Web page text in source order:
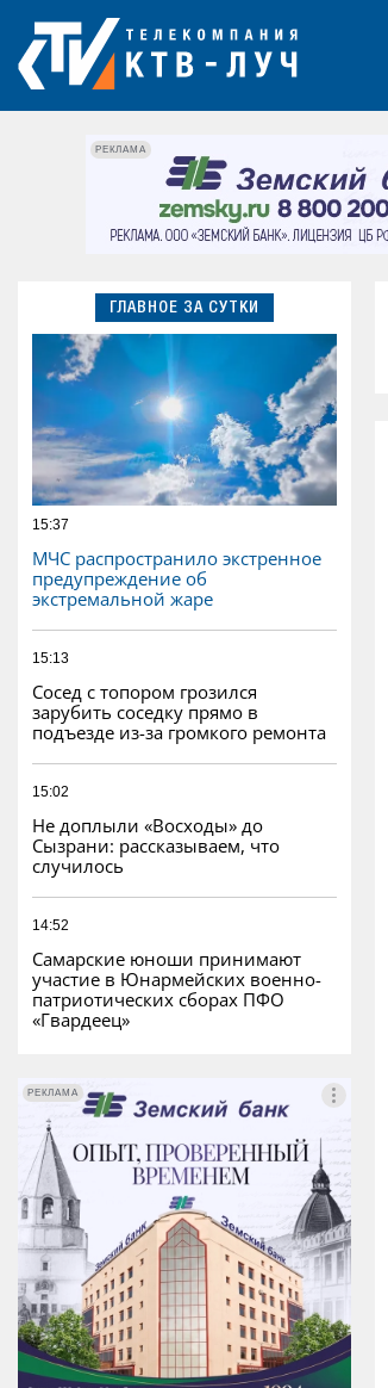
РЕКЛАМА
ГЛАВНОЕ ЗА СУТКИ
15:37
МЧС распространило экстренное
предупреждение об
экстремальной жаре
15:13
Сосед с топором грозился
зарубить соседку прямо в
подъезде из-за громкого ремонта
15:02
Не доплыли «Восходы» до
Сызрани: рассказываем, что
случилось
14:52
Самарские юноши принимают
участие в Юнармейских военно-
патриотических сборах ПФО
«Гвардеец»
РЕКЛАМА
РЕКЛАМА